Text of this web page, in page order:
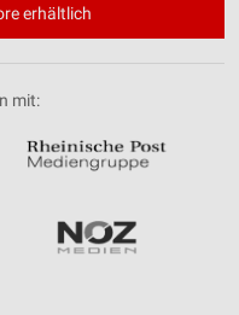
erhältlich
mit: